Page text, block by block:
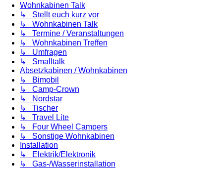
Wohnkabinen Talk
↳ Stellt euch kurz vor
↳ Wohnkabinen Talk
↳ Termine / Veranstaltungen
↳ Wohnkabinen Treffen
↳ Umfragen
↳ Smalltalk
Absetzkabinen / Wohnkabinen
↳ Bimobil
↳ Camp-Crown
↳ Nordstar
↳ Tischer
↳ Travel Lite
↳ Four Wheel Campers
↳ Sonstige Wohnkabinen
Installation
↳ Elektrik/Elektronik
↳ Gas-/Wasserinstallation